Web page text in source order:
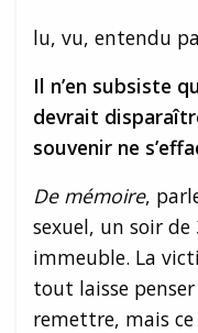
lu, vu, entendu
Il n’en subsiste
devrait
souvenir ne
De mémoire,
sexuel, un soir de
immeuble. La
tout laisse penser
remettre, mais